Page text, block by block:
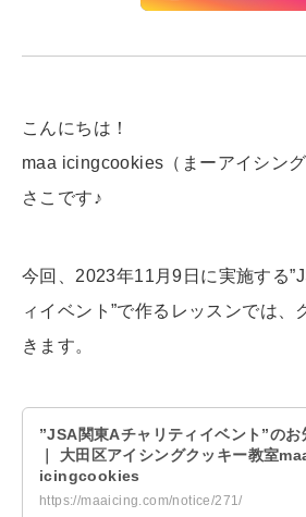
こんにちは！
maa icingcookies（まーアイシン
さこです♪
今回、2023年11月9日に実施する
ィイベント”で作るレッスンでは、
きます。
”JSA関東Aチャリティイベント”のお
｜ 大田区アイシングクッキー教室
icingcookies
https://maaicing.com/notice/271/